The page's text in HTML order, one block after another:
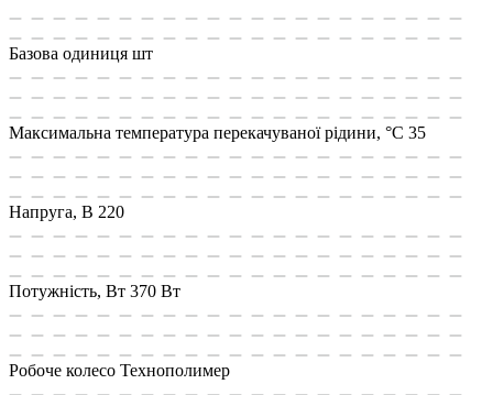
Базова одиниця шт
Максимальна температура перекачуваної рідини, °C 35
Напруга, В 220
Потужність, Вт 370 Вт
Робоче колесо Технополимер